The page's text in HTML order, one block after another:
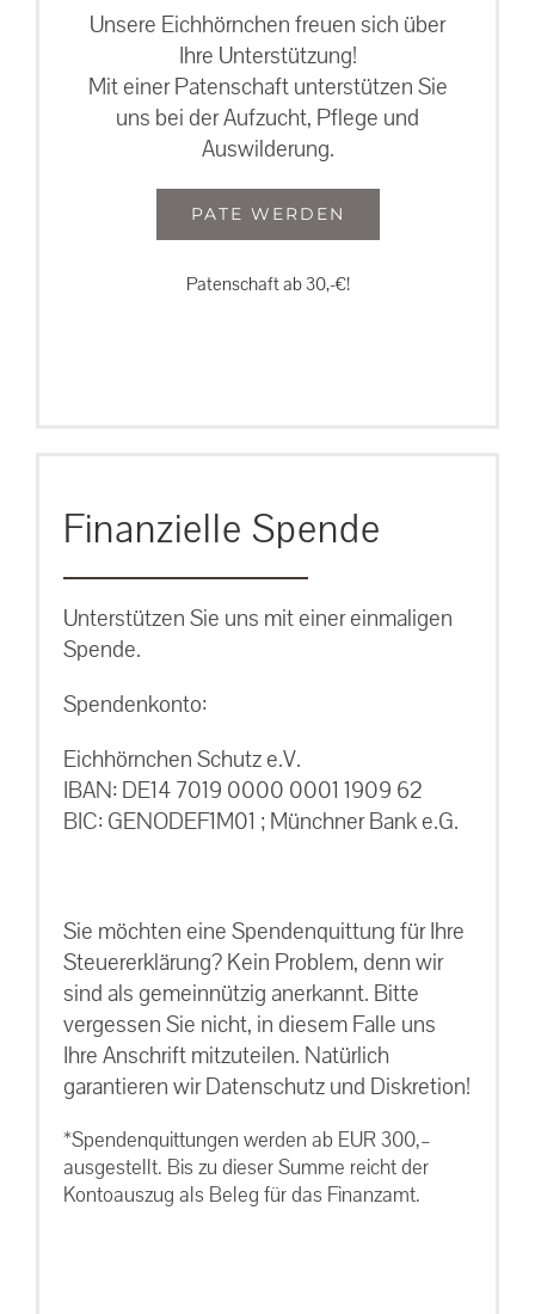
Unsere Eichhörnchen freuen sich über
Ihre Unterstützung!
Mit einer Patenschaft unterstützen Sie
uns bei der Aufzucht, Pflege und
Auswilderung.
PATE WERDEN
Patenschaft ab 30,-€!
Finanzielle Spende
Unterstützen Sie uns mit einer einmaligen
Spende.
Spendenkonto:
Eichhörnchen Schutz e.V.
IBAN: DE14 7019 0000 0001 1909 62
BIC: GENODEF1M01 ; Münchner Bank e.G.
Sie möchten eine Spendenquittung für Ihre
Steuererklärung? Kein Problem, denn wir
sind als gemeinnützig anerkannt. Bitte
vergessen Sie nicht, in diesem Falle uns
Ihre Anschrift mitzuteilen. Natürlich
garantieren wir Datenschutz und Diskretion!
*Spendenquittungen werden ab EUR 300,–
ausgestellt. Bis zu dieser Summe reicht der
Kontoauszug als Beleg für das Finanzamt.